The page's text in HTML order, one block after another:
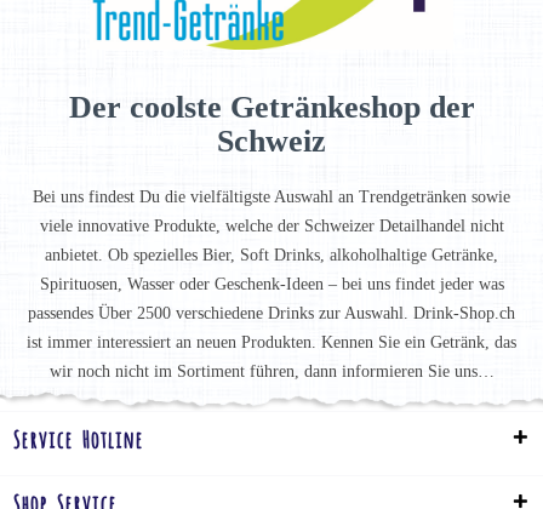
Der coolste Getränkeshop der
Schweiz
Bei uns findest Du die vielfältigste Auswahl an Trendgetränken sowie
viele innovative Produkte, welche der Schweizer Detailhandel nicht
anbietet. Ob spezielles Bier, Soft Drinks, alkoholhaltige Getränke,
Spirituosen, Wasser oder Geschenk-Ideen – bei uns findet jeder was
passendes Über 2500 verschiedene Drinks zur Auswahl. Drink-Shop.ch
ist immer interessiert an neuen Produkten. Kennen Sie ein Getränk, das
wir noch nicht im Sortiment führen, dann informieren Sie uns…
Service Hotline
Shop Service